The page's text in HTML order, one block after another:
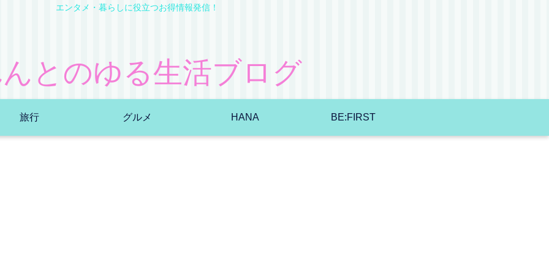
エンタメ・暮らしに役立つお得情報発信！
とのゆる生活ブログ
旅行 グルメ HANA BE:FIRST